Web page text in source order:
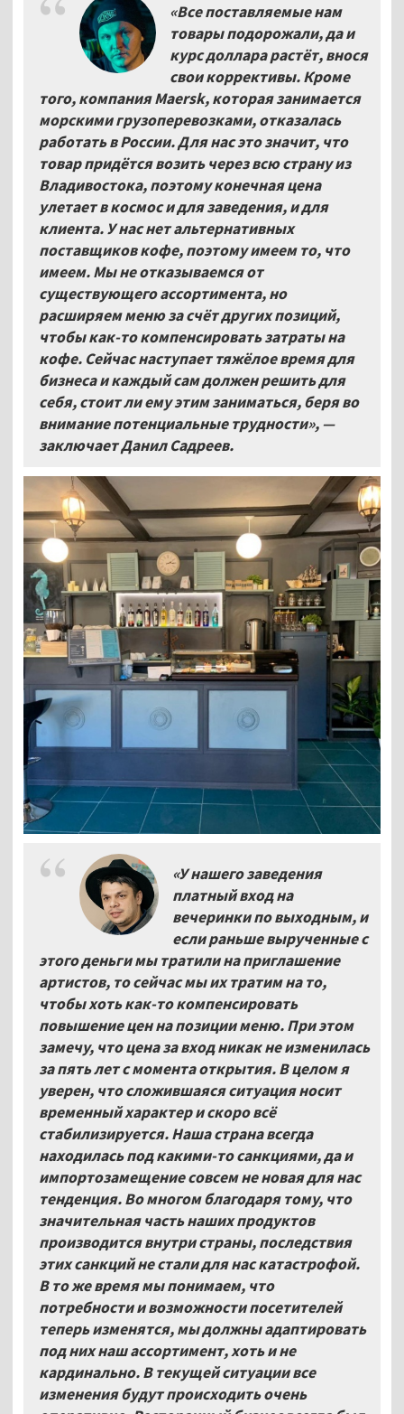
«Все поставляемые нам
товары подорожали, да и
курс доллара растёт, внося
свои коррективы. Кроме
того, компания Maersk, которая занимается
морскими грузоперевозками, отказалась
работать в России. Для нас это значит, что
товар придётся возить через всю страну из
Владивостока, поэтому конечная цена
улетает в космос и для заведения, и для
клиента. У нас нет альтернативных
поставщиков кофе, поэтому имеем то, что
имеем. Мы не отказываемся от
существующего ассортимента, но
расширяем меню за счёт других позиций,
чтобы как-то компенсировать затраты на
кофе. Сейчас наступает тяжёлое время для
бизнеса и каждый сам должен решить для
себя, стоит ли ему этим заниматься, беря во
внимание потенциальные трудности», —
заключает Данил Садреев.
«У нашего заведения
платный вход на
вечеринки по выходным, и
если раньше вырученные с
этого деньги мы тратили на приглашение
артистов, то сейчас мы их тратим на то,
чтобы хоть как-то компенсировать
повышение цен на позиции меню. При этом
замечу, что цена за вход никак не изменилась
за пять лет с момента открытия. В целом я
уверен, что сложившаяся ситуация носит
временный характер и скоро всё
стабилизируется. Наша страна всегда
находилась под какими-то санкциями, да и
импортозамещение совсем не новая для нас
тенденция. Во многом благодаря тому, что
значительная часть наших продуктов
производится внутри страны, последствия
этих санкций не стали для нас катастрофой.
В то же время мы понимаем, что
потребности и возможности посетителей
теперь изменятся, мы должны адаптировать
под них наш ассортимент, хоть и не
кардинально. В текущей ситуации все
изменения будут происходить очень